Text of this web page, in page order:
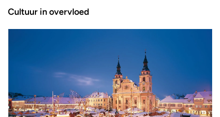
Cultuur in overvloed